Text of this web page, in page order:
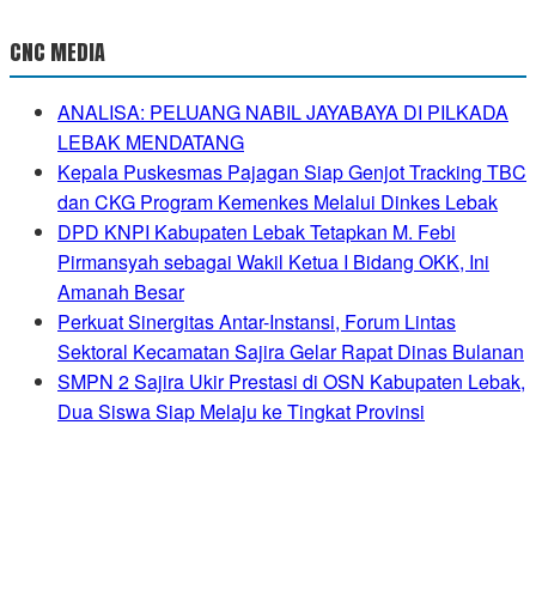
CNC MEDIA
ANALISA: PELUANG NABIL JAYABAYA DI PILKADA
LEBAK MENDATANG
Kepala Puskesmas Pajagan Siap Genjot Tracking TBC
dan CKG Program Kemenkes Melalui Dinkes Lebak
DPD KNPI Kabupaten Lebak Tetapkan M. Febi
Pirmansyah sebagai Wakil Ketua I Bidang OKK, Ini
Amanah Besar
Perkuat Sinergitas Antar-Instansi, Forum Lintas
Sektoral Kecamatan Sajira Gelar Rapat Dinas Bulanan
SMPN 2 Sajira Ukir Prestasi di OSN Kabupaten Lebak,
Dua Siswa Siap Melaju ke Tingkat Provinsi